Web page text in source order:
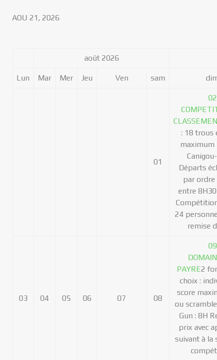
AOU 21, 2026
août 2026
Lun Mar Mer Jeu Ven sam
01
02
: 18 trous
Départs
par
entre
24
remise
03 04 05 06 07 08
09
PAYRE2
choix :
score
ou
Gun : 8H
prix avec
suivant à la